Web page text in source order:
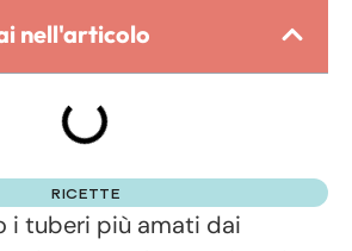
nell'articolo
RICETTE
i tuberi più amati dai